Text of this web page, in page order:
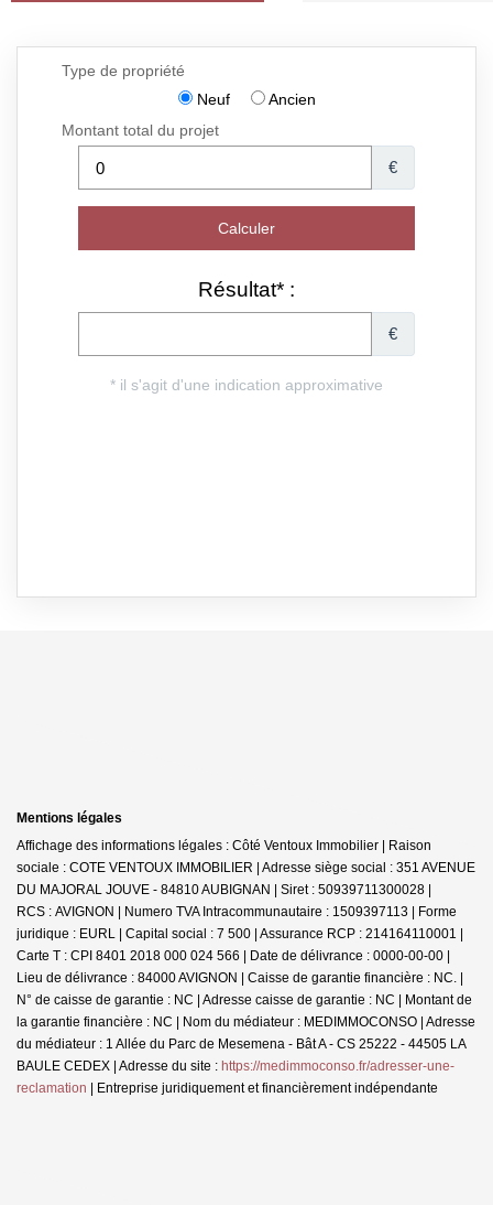
Mentions légales
Affichage des informations légales : Côté Ventoux Immobilier | Raison
sociale : COTE VENTOUX IMMOBILIER | Adresse siège social : 351 AVENUE
DU MAJORAL JOUVE - 84810 AUBIGNAN | Siret : 50939711300028 |
RCS : AVIGNON | Numero TVA Intracommunautaire : 1509397113 | Forme
juridique : EURL | Capital social : 7 500 | Assurance RCP : 214164110001 |
Carte T : CPI 8401 2018 000 024 566 | Date de délivrance : 0000-00-00 |
Lieu de délivrance : 84000 AVIGNON | Caisse de garantie financière : NC. |
N° de caisse de garantie : NC | Adresse caisse de garantie : NC | Montant de
la garantie financière : NC | Nom du médiateur : MEDIMMOCONSO | Adresse
du médiateur : 1 Allée du Parc de Mesemena - Bât A - CS 25222 - 44505 LA
BAULE CEDEX | Adresse du site : https://medimmoconso.fr/adresser-une-
reclamation | Entreprise juridiquement et financièrement indépendante